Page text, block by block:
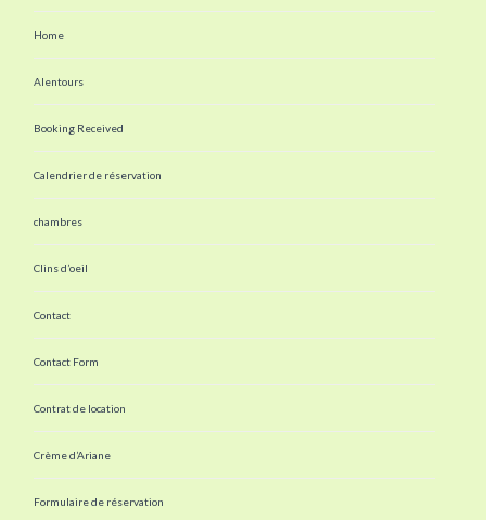
Home
Alentours
Booking Received
Calendrier de réservation
chambres
Clins d’oeil
Contact
Contact Form
Contrat de location
Crème d’Ariane
Formulaire de réservation